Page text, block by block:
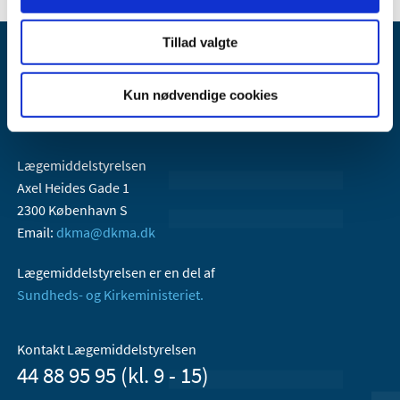
Tillad valgte
Kun nødvendige cookies
Lægemiddelstyrelsen
Axel Heides Gade 1
2300 København S
Email: dkma@dkma.dk
Lægemiddelstyrelsen er en del af
Sundheds- og Kirkeministeriet.
Kontakt Lægemiddelstyrelsen
44 88 95 95 (kl. 9 - 15)